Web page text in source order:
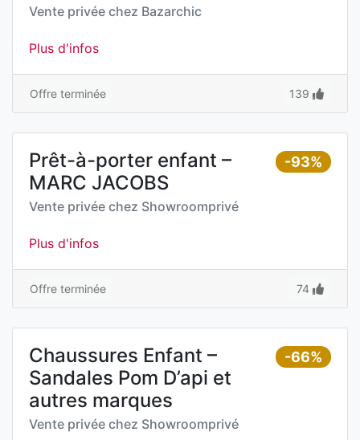
Vente privée chez Bazarchic
Plus d'infos
Offre terminée 139
-93%
Prêt-à-porter enfant –
MARC JACOBS
Vente privée chez Showroomprivé
Plus d'infos
Offre terminée 74
-66%
Chaussures Enfant –
Sandales Pom D’api et
autres marques
Vente privée chez Showroomprivé